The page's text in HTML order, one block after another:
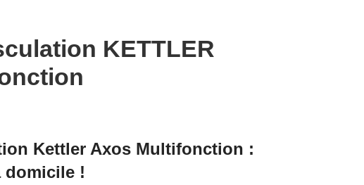
KETTLER
Kettler Axos Multifonction :
domicile !